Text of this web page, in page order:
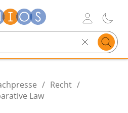
text
/ Recht /
Law